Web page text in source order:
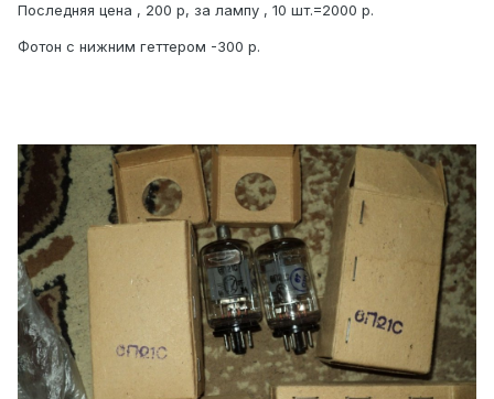
Последняя цена , 200 р, за лампу , 10 шт.=2000 р.
Фотон с нижним геттером -300 р.